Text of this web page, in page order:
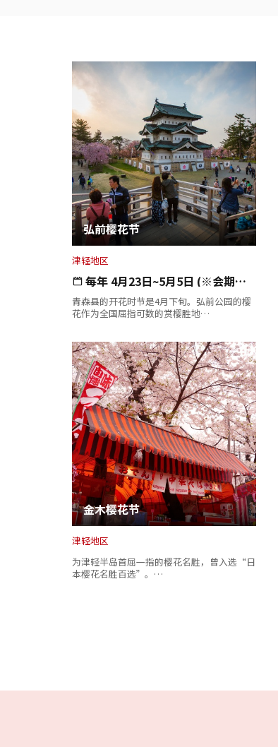
弘前樱花节
津轻地区
每年 4月23日~5月5日 (※会期有…
青森县的开花时节是4月下旬。弘前公园的樱
花作为全国屈指可数的赏樱胜地…
金木樱花节
津轻地区
为津轻半岛首屈一指的樱花名胜，曾入选“日
本樱花名胜百选”。…